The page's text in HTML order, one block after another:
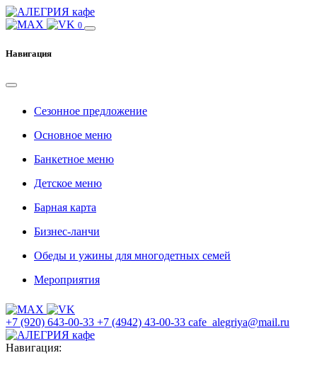
0
Навигация
Сезонное предложение
Основное меню
Банкетное меню
Детское меню
Барная карта
Бизнес-ланчи
Обеды и ужины для многодетных семей
Мероприятия
+7 (920) 643-00-33 +7 (4942) 43-00-33 cafe_alegriya@mail.ru
Навигация: